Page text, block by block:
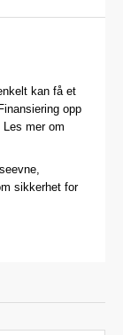
kan få et
opp
mer om
sikkerhet for